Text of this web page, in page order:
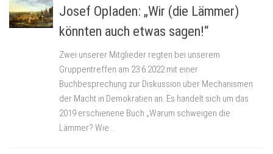
Josef Opladen: „Wir (die Lämmer)
könnten auch etwas sagen!“
Zwei unserer Mitglieder regten bei unserem
Gruppentreffen am 23.6.2022 mit einer
Buchbesprechung zur Diskussion über Mechanismen
der Macht in Demokratien an. Es handelt sich um das
2019 erschienene Buch „Warum schweigen die
Lämmer? Wie...